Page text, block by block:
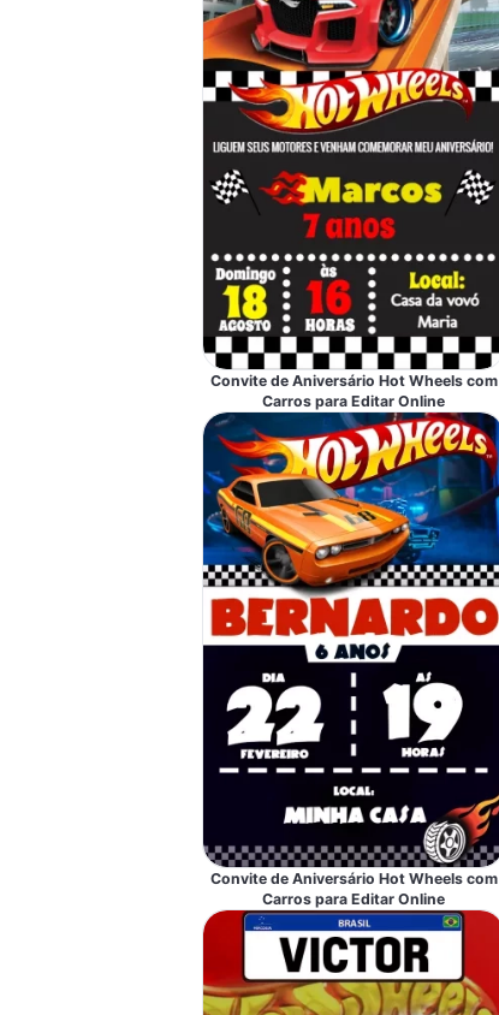
Convite de Aniversário Hot Wheels com
Carros para Editar Online
Convite de Aniversário Hot Wheels com
Carros para Editar Online